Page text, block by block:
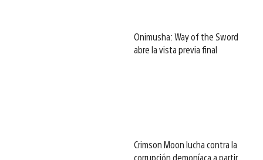
Onimusha: Way of the Sword
abre la vista previa final
Crimson Moon lucha contra la
corrupción demoníaca a partir